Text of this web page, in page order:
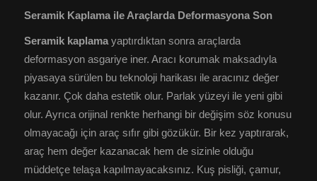
Seramik Kaplama ile Araçlarda Deformasyona Son
Seramik kaplama yaptırdıktan sonra araçlarda
deformasyon asgariye iner. Aracı korumak maksadıyla
piyasaya sürülen bu teknoloji harikası ile aracınız değer
kazanır. Çok daha estetik olur. Parlak yüzeyi ile yeni gibi
olur. Ayrıca orijinal renkte herhangi bir değişim söz konusu
olmayacağı için araç sıfır gibi gözükür. Bir kez yaptırarak,
araç hem değer kazanacak hem de sizinle olduğu
müddetçe telaşa kapılmayacaksınız. Kuş pisliği, çamur,